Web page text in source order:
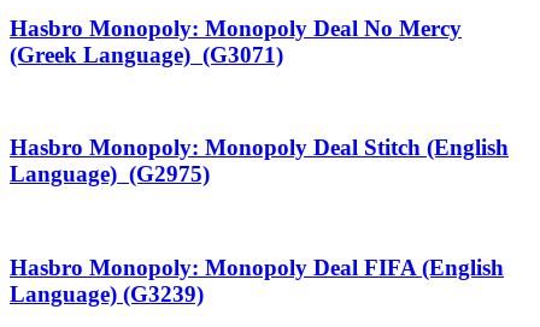
Hasbro Monopoly: Monopoly Deal No Mercy
(Greek Language) (G3071)
Hasbro Monopoly: Monopoly Deal Stitch (English
Language) (G2975)
Hasbro Monopoly: Monopoly Deal FIFA (English
Language) (G3239)